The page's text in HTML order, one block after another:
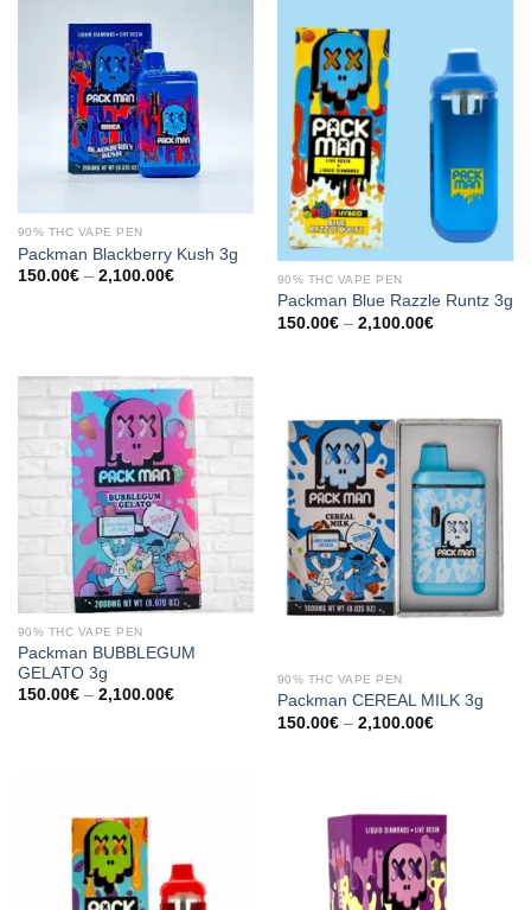
90% THC VAPE PEN
Packman Blackberry Kush 3g
150.00€ – 2,100.00€Preisspanne:
90% THC VAPE PEN
Packman Blue Razzle Runtz 3g
150.00€ – 2,100.00€Preisspanne:
90% THC VAPE PEN
Packman BUBBLEGUM
GELATO 3g
150.00€ – 2,100.00€Preisspanne:
90% THC VAPE PEN
Packman CEREAL MILK 3g
150.00€ – 2,100.00€Preisspanne: